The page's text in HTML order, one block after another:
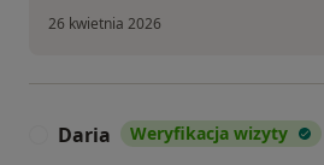
26 kwietnia 2026
Daria Weryfikacja wizyty